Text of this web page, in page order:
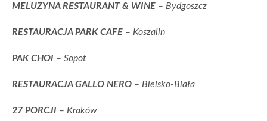
MELUZYNA RESTAURANT & WINE – Bydgoszcz
RESTAURACJA PARK CAFE – Koszalin
PAK CHOI – Sopot
RESTAURACJA GALLO NERO – Bielsko-Biała
27 PORCJI – Kraków